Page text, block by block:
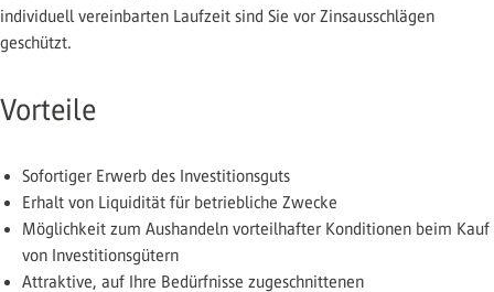
individuell vereinbarten Laufzeit sind Sie vor Zinsausschlägen
geschützt.
Vorteile
Sofortiger Erwerb des Investitionsguts
Erhalt von Liquidität für betriebliche Zwecke
Möglichkeit zum Aushandeln vorteilhafter Konditionen beim Kauf
von Investitionsgütern
Attraktive, auf Ihre Bedürfnisse zugeschnittenen